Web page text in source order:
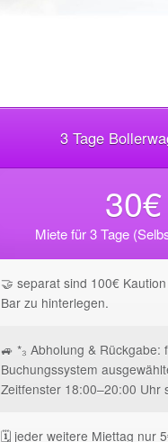
3 Tage
30€
Miete für 3 Tage
🤝 separat sind 100€
Bar zu hinterlegen.
🚙 *₃ Abholung & Rückgabe:
Buchungssystem
Zeitfenster 18:00–20:00 Uhr
🗓️ jeder weitere Miettag nur